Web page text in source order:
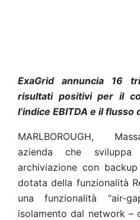
ExaGrid annuncia 16
risultati positivi per il
l’indice EBITDA e il flusso
MARLBOROUGH,
azienda che sviluppa
archiviazione con
dotata della funzionalità
una funzionalità “air-
isolamento dal network –